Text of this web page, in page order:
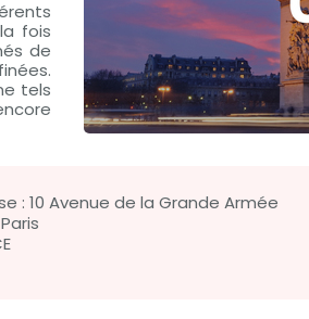
fois
de
tels
: 10 Avenue de la Grande Armée
Paris